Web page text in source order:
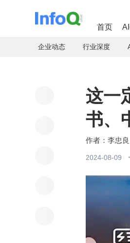
首页
企业动态 行业深度
这一
书、
李忠良
2024-08-09